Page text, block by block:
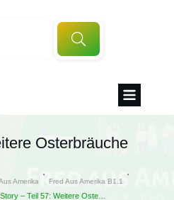
Osterbräuche
Amerika
Fred Aus Amerika B1.1